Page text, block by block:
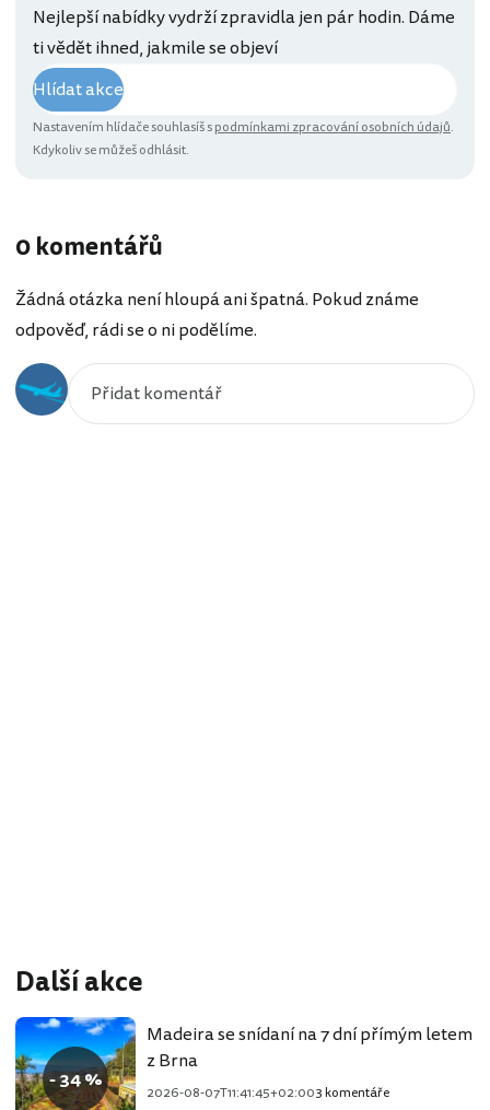
Nejlepší nabídky vydrží zpravidla jen pár hodin. Dáme
ti vědět ihned, jakmile se objeví
Hlídat akce
Nastavením hlídače souhlasíš spodmínkami zpracování osobních údajů.
Kdykoliv se můžeš odhlásit.
0 komentářů
Žádná otázka není hloupá ani špatná. Pokud známe
odpověď, rádi se o ni podělíme.
Další akce
- 34 %
Madeira se snídaní na 7 dní přímým letem
z Brna
2026-08-07T11:41:45+02:003 komentáře